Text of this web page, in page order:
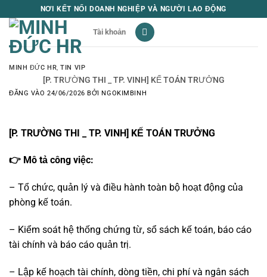
qua
dung
NƠI KẾT NỐI DOANH NGHIỆP VÀ NGƯỜI LAO ĐỘNG
Tài khoản
MINH ĐỨC HR,TIN VIP
️[P. TRƯỜNG THI _ TP. VINH] KẾ TOÁN TRƯỞNG
ĐĂNG VÀO24/06/2026 BỞINGOKIMBINH
️[P. TRƯỜNG THI _ TP. VINH] KẾ TOÁN TRƯỞNG
👉 Mô tả công việc:
– Tổ chức, quản lý và điều hành toàn bộ hoạt động của
phòng kế toán.
– Kiểm soát hệ thống chứng từ, sổ sách kế toán, báo cáo
tài chính và báo cáo quản trị.
– Lập kế hoạch tài chính, dòng tiền, chi phí và ngân sách